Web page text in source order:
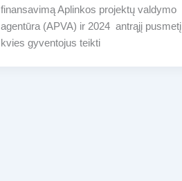
finansavimą Aplinkos projektų valdymo
agentūra (APVA) ir 2024 antrąjį pusmetį
kvies gyventojus teikti